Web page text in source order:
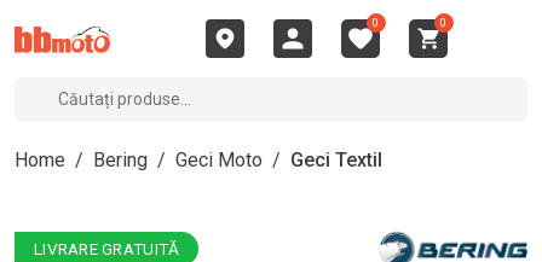
0 0
Home / Bering / Geci Moto / Geci Textil
LIVRARE GRATUITĂ